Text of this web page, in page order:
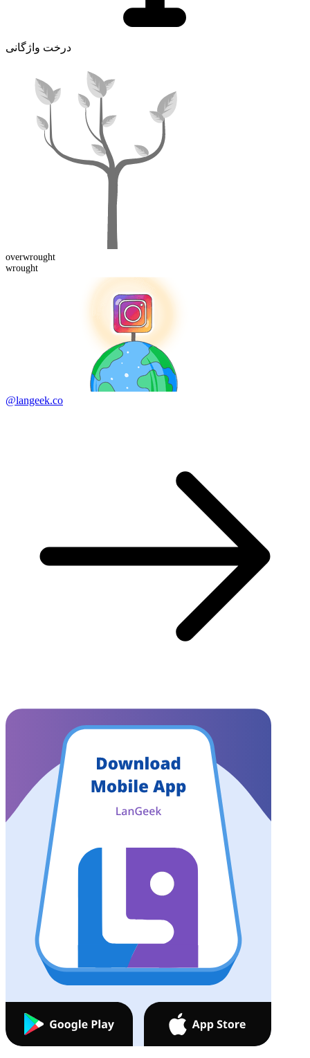
درخت واژگانی
overwrought
wrought
@langeek.co